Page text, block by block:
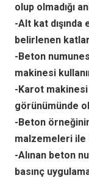
olup olmadığı
-Alt kat
belirlenen
-Beton
makinesi
-Karot makinesi
görünümünde
-Beton örneğinin
malzemeleri ile
-Alınan beton
basınç